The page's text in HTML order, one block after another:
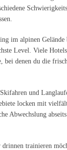
im alpinen Gelände
Level. Viele
bei denen du die
und
locken mit
Abwechslung abseits
trainieren